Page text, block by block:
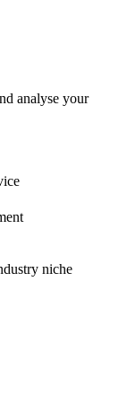
analyse your
niche